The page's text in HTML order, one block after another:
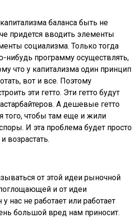
баланса быть не
придется вводить элементы
социализма. Только тогда
нибудь программу осуществлять,
что у капитализма один принцип
вот и все. Поэтому
эти гетто. Эти гетто будут
А дешевые гетто
того, чтобы там еще и жили
И эта проблема будет просто
возрастать.
от этой идеи рыночной
и от идеи
нас не работает или работает
большой вред нам приносит.